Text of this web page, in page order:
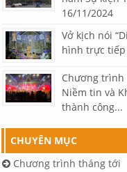
16/11/2024
Vở kịch nói
hình trực tiếp
Chương trình
Niềm tin và
thành công...
CHUYÊN MỤC
Chương trình tháng tới